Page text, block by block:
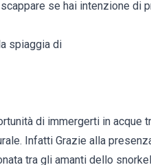
se hai intenzione di
spiaggia di
di immergerti in acque
Infatti Grazie alla
tra gli amanti dello